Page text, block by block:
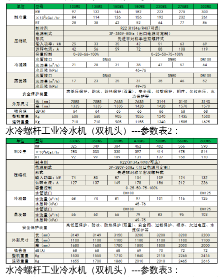
水冷螺杆工业冷水机（双机头）---参数表2 ：
水冷螺杆工业冷水机（双机头）---参数表3 ：